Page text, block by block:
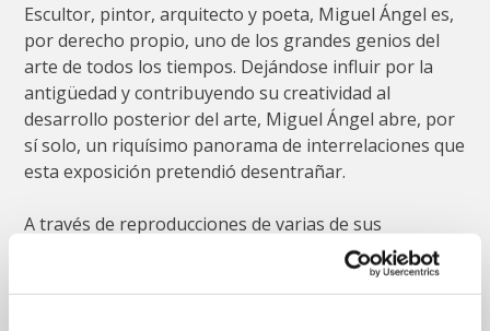
Escultor, pintor, arquitecto y poeta, Miguel Ángel es,
por derecho propio, uno de los grandes genios del
arte de todos los tiempos. Dejándose influir por la
antigüedad y contribuyendo su creatividad al
desarrollo posterior del arte, Miguel Ángel abre, por
sí solo, un riquísimo panorama de interrelaciones que
esta exposición pretendió desentrañar.
A través de reproducciones de varias de sus
creaciones magistrales, de ejemplos de artistas
contemporáneos y de copias de estatuas antiguas
que ejercieron fascinación sobre Miguel Ángel, la